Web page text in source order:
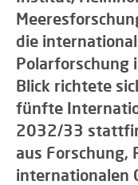
die
Polarforschung
Blick richtete
fünfte
2032/33
aus Forschung,
internationalen